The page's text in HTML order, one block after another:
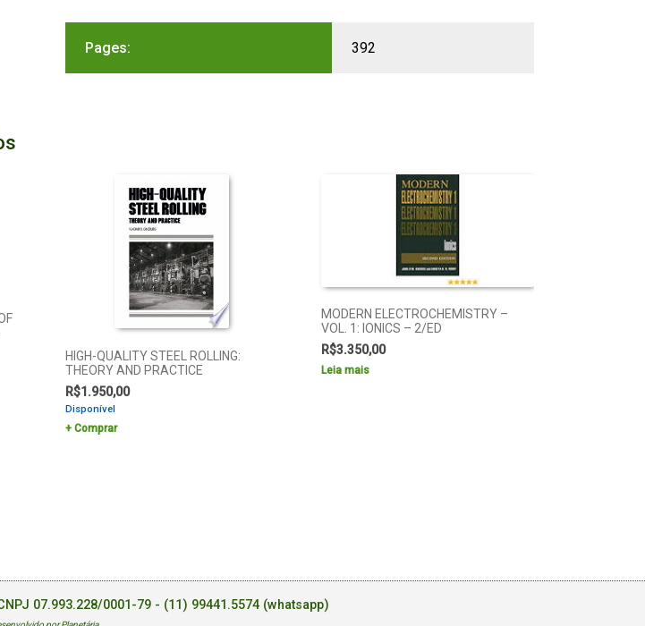
Pages: 392
HIGH-QUALITY STEEL ROLLING:
THEORY AND PRACTICE
R$1.950,00
Disponível
Comprar
MODERN ELECTROCHEMISTRY –
VOL. 1: IONICS – 2/ED
R$3.350,00
Leia mais
07.993.228/0001-79 - (11) 99441.5574 (whatsapp)